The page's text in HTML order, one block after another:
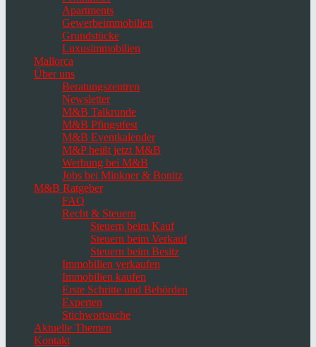
Apartments
Gewerbeimmobilien
Grundstücke
Luxusimmobilien
Mallorca
Über uns
Beratungszentren
Newsletter
M&B Talkrunde
M&B Pfingstfest
M&B Eventkalender
M&P heißt jetzt M&B
Werbung bei M&B
Jobs bei Minkner & Bonitz
M&B Ratgeber
FAQ
Recht & Steuern
Steuern beim Kauf
Steuern beim Verkauf
Steuern beim Besitz
Immobilien verkaufen
Immobilien kaufen
Erste Schritte und Behörden
Experten
Stichwortsuche
Aktuelle Themen
Kontakt